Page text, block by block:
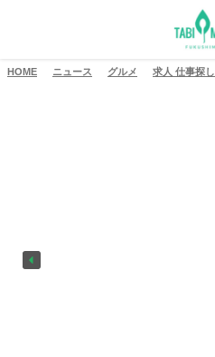
HOME ニュース グルメ 求人 仕事探し